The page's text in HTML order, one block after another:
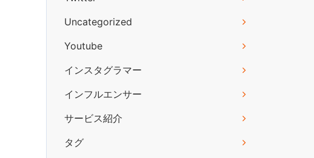
Uncategorized
Youtube
インスタグラマー
インフルエンサー
サービス紹介
タグ